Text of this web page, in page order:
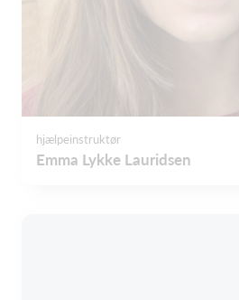
hjælpeinstruktør
Emma Lykke Lauridsen